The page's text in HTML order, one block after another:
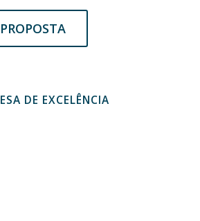
DE EXCELÊNCIA